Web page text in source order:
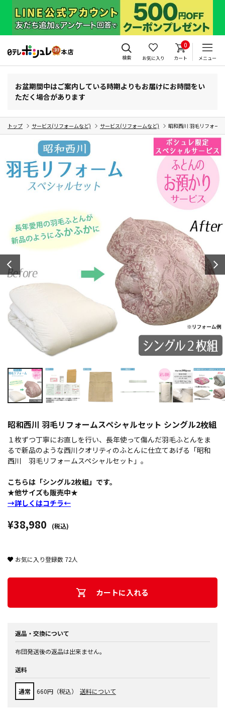
検索 お気に入り
0
カート メニュー
お盆期間中はご案内している時期よりもお届けにお時間をい
ただく場合があります
トップ サービス(リフォームなど) サービス(リフォームなど) 昭和西川 羽毛リフォー
昭和西川 羽毛リフォームスペシャルセット シングル2枚組
１枚ずつ丁寧にお直しを行い、長年使って傷んだ羽毛ふとんをま
るで新品のような西川クオリティのふとんに仕立てあげる「昭和
西川 羽毛リフォームスペシャルセット」。
こちらは「シングル2枚組」です。
★他サイズも販売中★
→詳しくはコチラ←
¥38,980 (税込)
お気に入り登録数 72人
カートに入れる
返品・交換について
布団発送後の返品は出来ません。
送料
通常 660円（税込） 送料について